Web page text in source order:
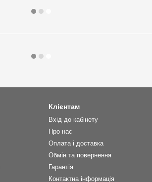
Клієнтам
Вхід до кабінету
Про нас
Оплата і доставка
Обмін та повернення
Гарантія
Контактна інформація